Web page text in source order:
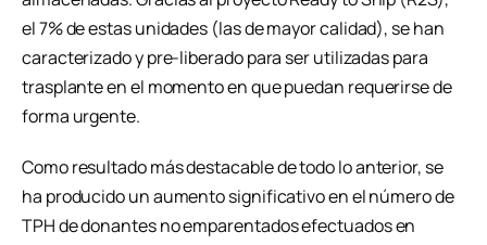
el 7% de estas unidades (las de mayor calidad), se han
caracterizado y pre-liberado para ser utilizadas para
trasplante en el momento en que puedan requerirse de
forma urgente.
Como resultado más destacable de todo lo anterior, se
ha producido un aumento significativo en el número de
TPH de donantes no emparentados efectuados en